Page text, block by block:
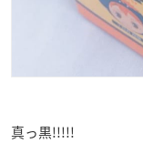
真っ黒!!!!!